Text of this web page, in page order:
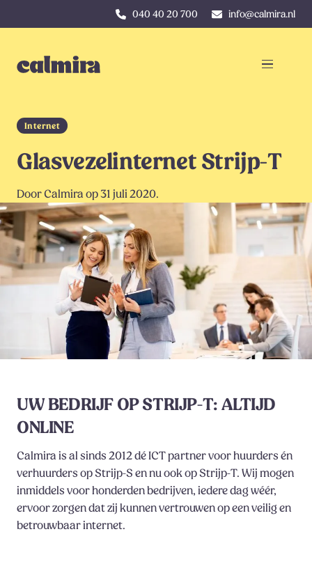
040 40 20 700 info@calmira.nl
Internet
Glasvezelinternet Strijp-T
Door Calmira op 31 juli 2020.
UW BEDRIJF OP STRIJP-T: ALTIJD
ONLINE
Calmira is al sinds 2012 dé ICT partner voor huurders én
verhuurders op Strijp-S en nu ook op Strijp-T. Wij mogen
inmiddels voor honderden bedrijven, iedere dag wéér,
ervoor zorgen dat zij kunnen vertrouwen op een veilig en
betrouwbaar internet.